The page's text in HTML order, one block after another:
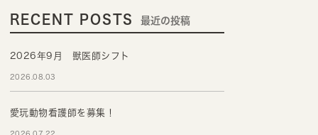
RECENT POSTS 最近の投稿
2026年9月 獣医師シフト
2026.08.03
愛玩動物看護師を募集！
2026.07.22